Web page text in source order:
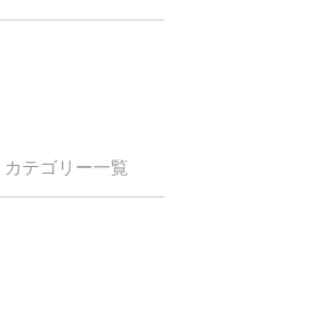
カテゴリー一覧